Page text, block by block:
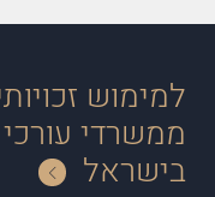
למימוש
ממשרדי
בישראל